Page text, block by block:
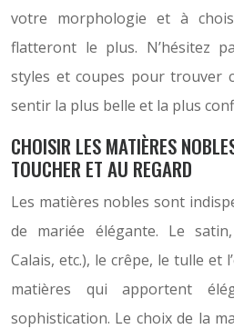
votre morphologie et à
flatteront le plus. N’hésitez
styles et coupes pour trouver
sentir la plus belle et la plus
CHOISIR LES MATIÈRES
TOUCHER ET AU REGARD
Les matières nobles sont
de mariée élégante. Le
Calais, etc.), le crêpe, le tulle et
matières qui apportent
sophistication. Le choix de la